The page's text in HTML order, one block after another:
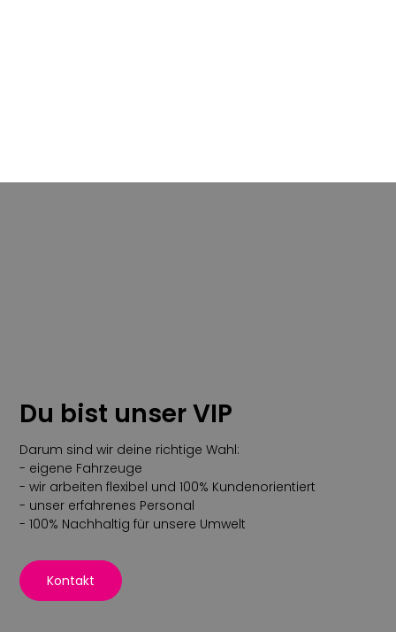
Du bist unser VIP
Darum sind wir deine richtige Wahl:
- eigene Fahrzeuge
- wir arbeiten flexibel und 100% Kundenorientiert
- unser erfahrenes Personal
- 100% Nachhaltig für unsere Umwelt
Kontakt